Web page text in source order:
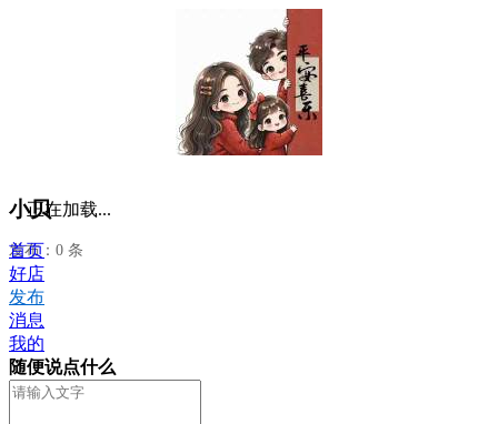
小贝
发布：0 条
正在加载...
首页
好店
发布
消息
我的
随便说点什么